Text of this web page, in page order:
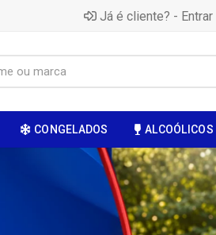
Já é cliente? - Entrar
CONGELADOS ALCOÓLICOS